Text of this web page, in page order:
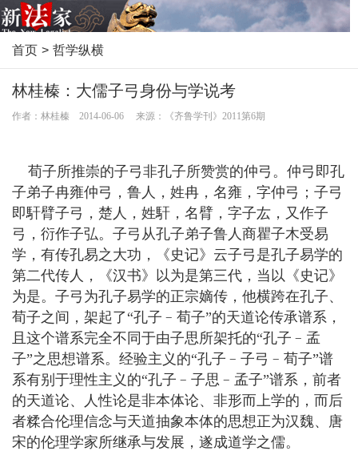
首页 > 哲学纵横
林桂榛：大儒子弓身份与学说考
作者：林桂榛 2014-06-06 来源：《齐鲁学刊》2011第6期
荀子所推崇的子弓非孔子所赞赏的仲弓。仲弓即孔
子弟子冉雍仲弓，鲁人，姓冉，名雍，字仲弓；子弓
即馯臂子弓，楚人，姓馯，名臂，字子厷，又作子
弓，衍作子弘。子弓从孔子弟子鲁人商瞿子木受易
学，有传孔易之大功，《史记》云子弓是孔子易学的
第二代传人，《汉书》以为是第三代，当以《史记》
为是。子弓为孔子易学的正宗嫡传，他横跨在孔子、
荀子之间，架起了“孔子﹣荀子”的天道论传承谱系，
且这个谱系完全不同于由子思所架托的“孔子﹣孟
子”之思想谱系。经验主义的“孔子﹣子弓﹣荀子”谱
系有别于理性主义的“孔子﹣子思﹣孟子”谱系，前者
的天道论、人性论是非本体论、非形而上学的，而后
者糅合伦理信念与天道抽象本体的思想正为汉魏、唐
宋的伦理学家所继承与发展，遂成道学之儒。